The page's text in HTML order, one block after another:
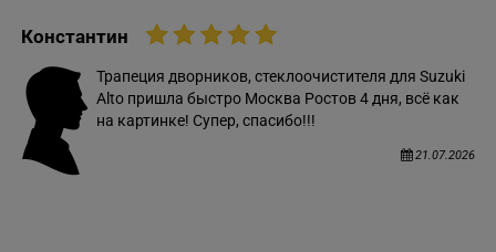
Константин
Трапеция дворников, стеклоочистителя для Suzuki
Alto пришла быстро Москва Ростов 4 дня, всё как
на картинке! Супер, спасибо!!!
21.07.2026